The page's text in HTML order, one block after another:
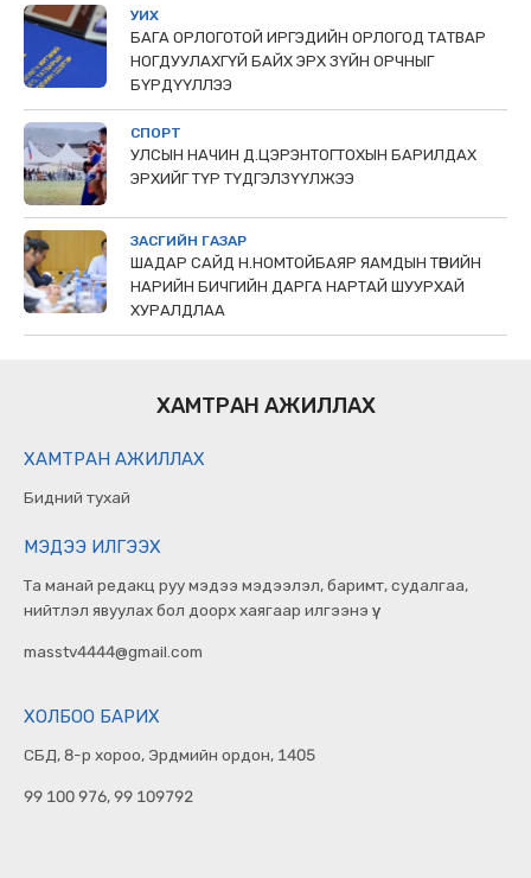
УИХ
БАГА ОРЛОГОТОЙ ИРГЭДИЙН ОРЛОГОД ТАТВАР
НОГДУУЛАХГҮЙ БАЙХ ЭРХ ЗҮЙН ОРЧНЫГ
БҮРДҮҮЛЛЭЭ
СПОРТ
УЛСЫН НАЧИН Д.ЦЭРЭНТОГТОХЫН БАРИЛДАХ
ЭРХИЙГ ТҮР ТҮДГЭЛЗҮҮЛЖЭЭ
ЗАСГИЙН ГАЗАР
ШАДАР САЙД Н.НОМТОЙБАЯР ЯАМДЫН ТӨРИЙН
НАРИЙН БИЧГИЙН ДАРГА НАРТАЙ ШУУРХАЙ
ХУРАЛДЛАА
ХАМТРАН АЖИЛЛАХ
ХАМТРАН АЖИЛЛАХ
Бидний тухай
МЭДЭЭ ИЛГЭЭХ
Та манай редакц руу мэдээ мэдээлэл, баримт, судалгаа,
нийтлэл явуулах бол доорх хаягаар илгээнэ үү.
masstv4444@gmail.com
ХОЛБОО БАРИХ
СБД, 8-р хороо, Эрдмийн ордон, 1405
99 100 976, 99 109792